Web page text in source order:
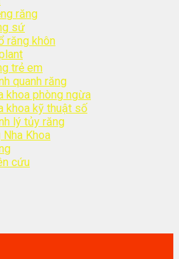
răng
sứ
răng khôn
trẻ em
quanh răng
khoa phòng ngừa
khoa kỹ thuật số
lý tủy răng
Nha Khoa
cứu